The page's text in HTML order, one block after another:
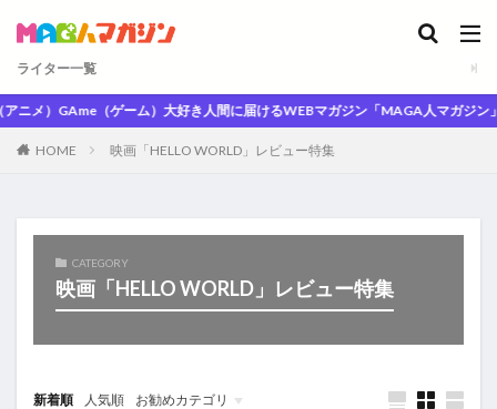
ライター一覧
）GAme（ゲーム）大好き人間に届けるWEBマガジン「MAGA人マガジン」
HOME 映画「HELLO WORLD」レビュー特集
CATEGORY
映画「HELLO WORLD」レビュー特集
新着順 人気順 お勧めカテゴリ